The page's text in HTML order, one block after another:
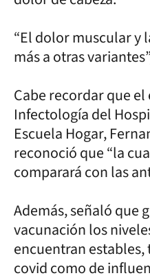
“El dolor muscular y
más a otras
Cabe recordar que
Infectología del
Escuela Hogar,
reconoció que “la
comparará con las
Además, señaló que
vacunación los
encuentran estables,
covid como de